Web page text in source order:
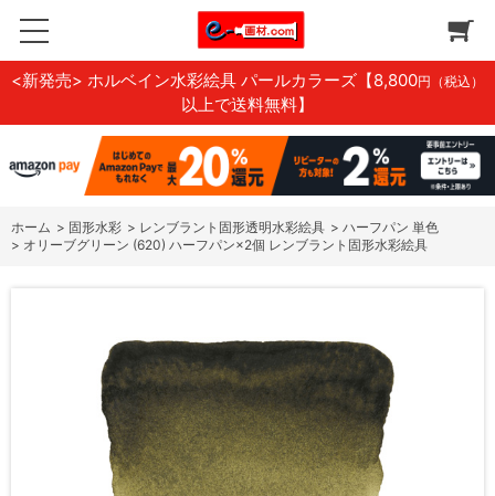
<新発売> ホルベイン水彩絵具 パールカラーズ 【8,800円（税込）
以上で送料無料】
ホーム > 固形水彩 > レンブラント固形透明水彩絵具 > ハーフパン 単色
> オリーブグリーン (620) ハーフパン×2個 レンブラント固形水彩絵具